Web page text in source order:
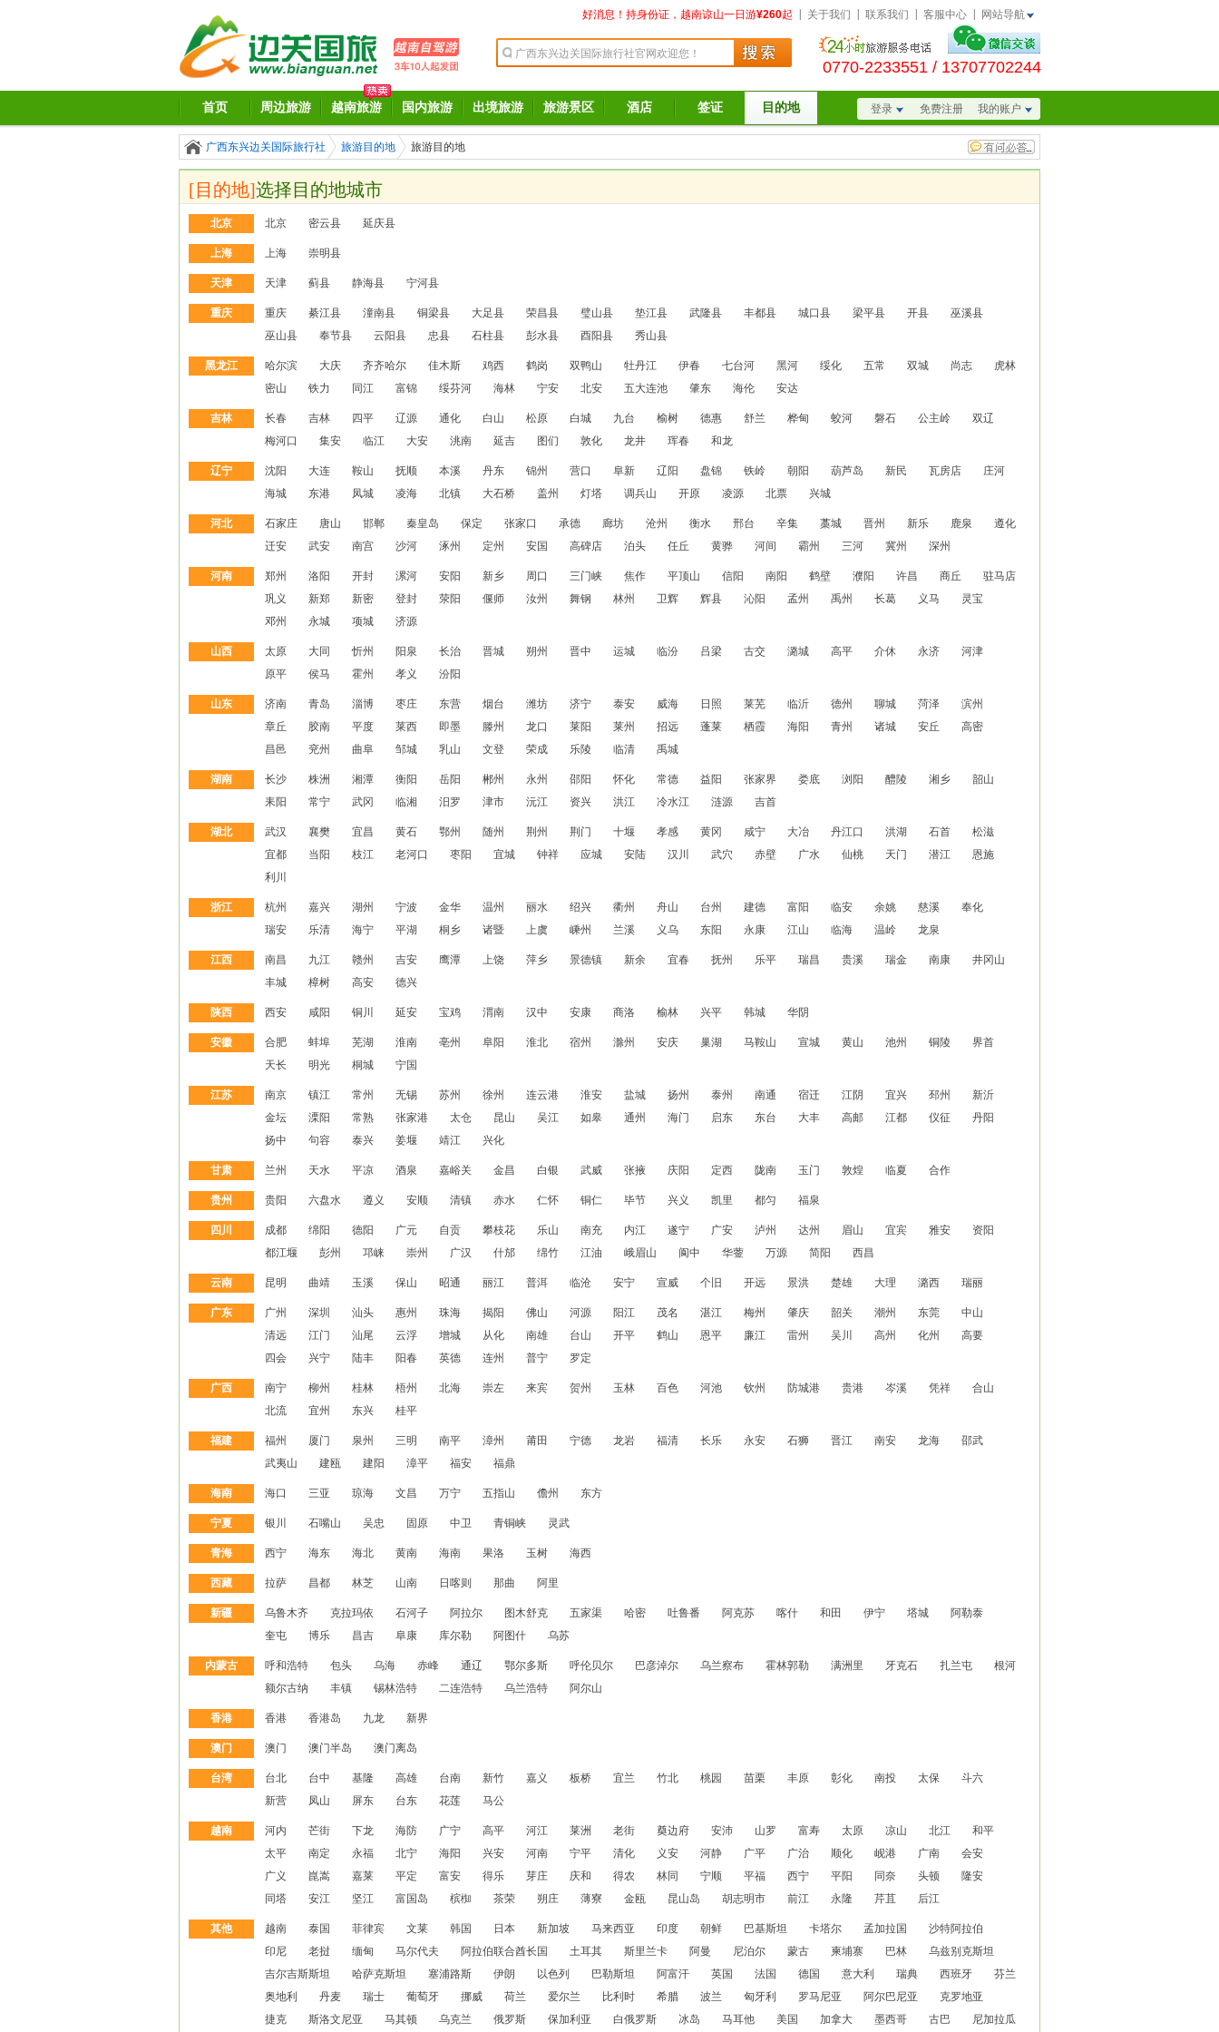
好消息！持身份证，越南谅山一日游¥260起 关于我们 联系我们 客服中心 网站导航
0770-2233551 / 13707702244
首页 周边旅游 越南旅游 国内旅游 出境旅游 旅游景区 酒店 签证 目的地 登录 免费注册 我的账户
广西东兴边关国际旅行社 旅游目的地 旅游目的地
[目的地]选择目的地城市
北京 北京 密云县 延庆县
上海 上海 崇明县
天津 天津 蓟县 静海县 宁河县
重庆 重庆 綦江县 潼南县 铜梁县 大足县 荣昌县 璧山县 垫江县 武隆县 丰都县 城口县 梁平县 开县
巫溪县
巫山县
奉节县 云阳县 忠县 石柱县 彭水县 酉阳县 秀山县
黑龙江 哈尔滨 大庆 齐齐哈尔 佳木斯 鸡西 鹤岗 双鸭山 牡丹江 伊春 七台河 黑河 绥化 五常 双城 尚志
虎林
密山
铁力 同江 富锦 绥芬河 海林 宁安 北安 五大连池 肇东 海伦 安达
吉林 长春 吉林 四平 辽源 通化 白山 松原 白城 九台 榆树 德惠 舒兰 桦甸 蛟河 磐石 公主岭
双辽
梅河口
集安 临江 大安 洮南 延吉 图们 敦化 龙井 珲春 和龙
辽宁 沈阳 大连 鞍山 抚顺 本溪 丹东 锦州 营口 阜新 辽阳 盘锦 铁岭 朝阳 葫芦岛 新民 瓦房店
庄河
海城
东港 凤城 凌海 北镇 大石桥 盖州 灯塔 调兵山 开原 凌源 北票 兴城
河北 石家庄 唐山 邯郸 秦皇岛 保定 张家口 承德 廊坊 沧州 衡水 邢台 辛集 藁城 晋州 新乐 鹿泉
遵化
迁安
武安 南宫 沙河 涿州 定州 安国 高碑店 泊头 任丘 黄骅 河间 霸州 三河 冀州 深州
河南 郑州 洛阳 开封 漯河 安阳 新乡 周口 三门峡 焦作 平顶山 信阳 南阳 鹤壁 濮阳 许昌 商丘
驻马店
巩义
新郑 新密 登封 荥阳 偃师 汝州 舞钢 林州 卫辉 辉县 沁阳 孟州 禹州 长葛 义马
灵宝
邓州
永城 项城 济源
山西 太原 大同 忻州 阳泉 长治 晋城 朔州 晋中 运城 临汾 吕梁 古交 潞城 高平 介休 永济
河津
原平
侯马 霍州 孝义 汾阳
山东 济南 青岛 淄博 枣庄 东营 烟台 潍坊 济宁 泰安 威海 日照 莱芜 临沂 德州 聊城 菏泽
滨州
章丘
胶南 平度 莱西 即墨 滕州 龙口 莱阳 莱州 招远 蓬莱 栖霞 海阳 青州 诸城 安丘
高密
昌邑
兖州 曲阜 邹城 乳山 文登 荣成 乐陵 临清 禹城
湖南 长沙 株洲 湘潭 衡阳 岳阳 郴州 永州 邵阳 怀化 常德 益阳 张家界 娄底 浏阳 醴陵 湘乡
韶山
耒阳
常宁 武冈 临湘 汨罗 津市 沅江 资兴 洪江 冷水江 涟源 吉首
湖北 武汉 襄樊 宜昌 黄石 鄂州 随州 荆州 荆门 十堰 孝感 黄冈 咸宁 大冶 丹江口 洪湖 石首
松滋
宜都
当阳 枝江 老河口 枣阳 宜城 钟祥 应城 安陆 汉川 武穴 赤壁 广水 仙桃 天门 潜江
恩施
利川
浙江 杭州 嘉兴 湖州 宁波 金华 温州 丽水 绍兴 衢州 舟山 台州 建德 富阳 临安 余姚 慈溪
奉化
瑞安
乐清 海宁 平湖 桐乡 诸暨 上虞 嵊州 兰溪 义乌 东阳 永康 江山 临海 温岭 龙泉
江西 南昌 九江 赣州 吉安 鹰潭 上饶 萍乡 景德镇 新余 宜春 抚州 乐平 瑞昌 贵溪 瑞金 南康
井冈山
丰城
樟树 高安 德兴
陕西 西安 咸阳 铜川 延安 宝鸡 渭南 汉中 安康 商洛 榆林 兴平 韩城 华阴
安徽 合肥 蚌埠 芜湖 淮南 亳州 阜阳 淮北 宿州 滁州 安庆 巢湖 马鞍山 宣城 黄山 池州 铜陵
界首
天长
明光 桐城 宁国
江苏 南京 镇江 常州 无锡 苏州 徐州 连云港 淮安 盐城 扬州 泰州 南通 宿迁 江阴 宜兴 邳州
新沂
金坛
溧阳 常熟 张家港 太仓 昆山 吴江 如皋 通州 海门 启东 东台 大丰 高邮 江都 仪征
丹阳
扬中
句容 泰兴 姜堰 靖江 兴化
甘肃 兰州 天水 平凉 酒泉 嘉峪关 金昌 白银 武威 张掖 庆阳 定西 陇南 玉门 敦煌 临夏 合作
贵州 贵阳 六盘水 遵义 安顺 清镇 赤水 仁怀 铜仁 毕节 兴义 凯里 都匀 福泉
四川 成都 绵阳 德阳 广元 自贡 攀枝花 乐山 南充 内江 遂宁 广安 泸州 达州 眉山 宜宾 雅安
资阳
都江堰
彭州 邛崃 崇州 广汉 什邡 绵竹 江油 峨眉山 阆中 华蓥 万源 简阳 西昌
云南 昆明 曲靖 玉溪 保山 昭通 丽江 普洱 临沧 安宁 宣威 个旧 开远 景洪 楚雄 大理 潞西 瑞丽
广东 广州 深圳 汕头 惠州 珠海 揭阳 佛山 河源 阳江 茂名 湛江 梅州 肇庆 韶关 潮州 东莞
中山
清远
江门 汕尾 云浮 增城 从化 南雄 台山 开平 鹤山 恩平 廉江 雷州 吴川 高州 化州
高要
四会
兴宁 陆丰 阳春 英德 连州 普宁 罗定
广西 南宁 柳州 桂林 梧州 北海 崇左 来宾 贺州 玉林 百色 河池 钦州 防城港 贵港 岑溪 凭祥
合山
北流
宜州 东兴 桂平
福建 福州 厦门 泉州 三明 南平 漳州 莆田 宁德 龙岩 福清 长乐 永安 石狮 晋江 南安 龙海
邵武
武夷山
建瓯 建阳 漳平 福安 福鼎
海南 海口 三亚 琼海 文昌 万宁 五指山 儋州 东方
宁夏 银川 石嘴山 吴忠 固原 中卫 青铜峡 灵武
青海 西宁 海东 海北 黄南 海南 果洛 玉树 海西
西藏 拉萨 昌都 林芝 山南 日喀则 那曲 阿里
新疆 乌鲁木齐 克拉玛依 石河子 阿拉尔 图木舒克 五家渠 哈密 吐鲁番 阿克苏 喀什 和田 伊宁 塔城
阿勒泰
奎屯
博乐 昌吉 阜康 库尔勒 阿图什 乌苏
内蒙古 呼和浩特 包头 乌海 赤峰 通辽 鄂尔多斯 呼伦贝尔 巴彦淖尔 乌兰察布 霍林郭勒 满洲里 牙克石 扎兰屯
根河
额尔古纳
丰镇 锡林浩特 二连浩特 乌兰浩特 阿尔山
香港 香港 香港岛 九龙 新界
澳门 澳门 澳门半岛 澳门离岛
台湾 台北 台中 基隆 高雄 台南 新竹 嘉义 板桥 宜兰 竹北 桃园 苗栗 丰原 彰化 南投 太保
斗六
新营
凤山 屏东 台东 花莲 马公
越南 河内 芒街 下龙 海防 广宁 高平 河江 莱洲 老街 奠边府 安沛 山罗 富寿 太原 凉山 北江
和平
太平
南定 永福 北宁 海阳 兴安 河南 宁平 清化 义安 河静 广平 广治 顺化 岘港 广南
会安
广义
崑嵩 嘉莱 平定 富安 得乐 芽庄 庆和 得农 林同 宁顺 平福 西宁 平阳 同奈 头顿
隆安
同塔
安江 坚江 富国岛 槟椥 茶荣 朔庄 薄寮 金瓯 昆山岛 胡志明市 前江 永隆 芹苴 后江
其他 越南 泰国 菲律宾 文莱 韩国 日本 新加坡 马来西亚 印度 朝鲜 巴基斯坦 卡塔尔 孟加拉国
沙特阿拉伯
印尼
老挝 缅甸 马尔代夫 阿拉伯联合酋长国 土耳其 斯里兰卡 阿曼 尼泊尔 蒙古 柬埔寨 巴林
乌兹别克斯坦
吉尔吉斯斯坦
哈萨克斯坦 塞浦路斯 伊朗 以色列 巴勒斯坦 阿富汗 英国 法国 德国 意大利 瑞典 西班牙
芬兰
奥地利
丹麦 瑞士 葡萄牙 挪威 荷兰 爱尔兰 比利时 希腊 波兰 匈牙利 罗马尼亚 阿尔巴尼亚
克罗地亚
捷克
斯洛文尼亚 马其顿 乌克兰 俄罗斯 保加利亚 白俄罗斯 冰岛 马耳他 美国 加拿大 墨西哥 古巴 尼加拉瓜